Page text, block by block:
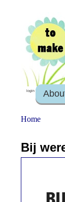
login
Home
Bij